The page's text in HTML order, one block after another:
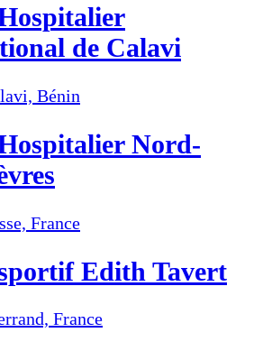
de Calavi
Bénin
Nord-
France
Edith Tavert
France